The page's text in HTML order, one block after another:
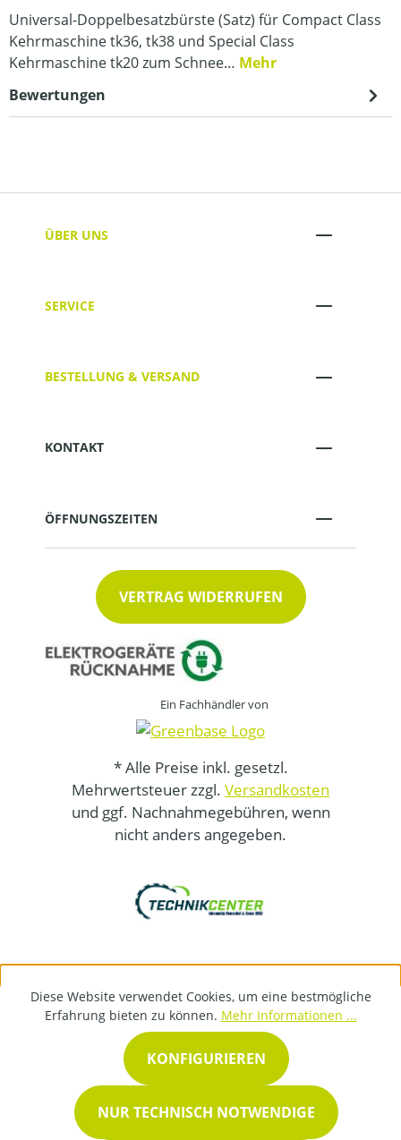
Universal-Doppelbesatzbürste (Satz) für Compact Class
Kehrmaschine tk36, tk38 und Special Class
Kehrmaschine tk20 zum Schnee… Mehr
Bewertungen
ÜBER UNS
SERVICE
BESTELLUNG & VERSAND
KONTAKT
ÖFFNUNGSZEITEN
VERTRAG WIDERRUFEN
Ein Fachhändler von
* Alle Preise inkl. gesetzl.
Mehrwertsteuer zzgl. Versandkosten
und ggf. Nachnahmegebühren, wenn
nicht anders angegeben.
Diese Website verwendet Cookies, um eine bestmögliche
Erfahrung bieten zu können. Mehr Informationen ...
NUR TECHNISCH NOTWENDIGE
KONFIGURIEREN